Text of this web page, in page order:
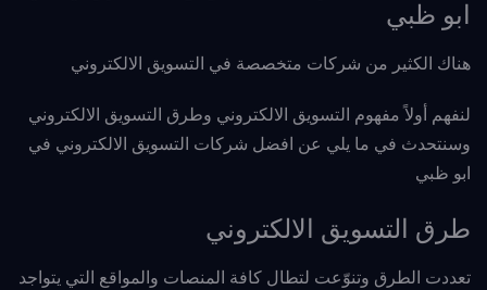
ابو ظبي
هناك الكثير من شركات متخصصة في التسويق الالكتروني
لنفهم أولاً مفهوم التسويق الالكتروني وطرق التسويق الالكتروني
وسنتحدث في ما يلي عن افضل شركات التسويق الالكتروني في
ابو ظبي
طرق التسويق الالكتروني
تعددت الطرق وتنوّعت لتطال كافة المنصات والمواقع التي يتواجد